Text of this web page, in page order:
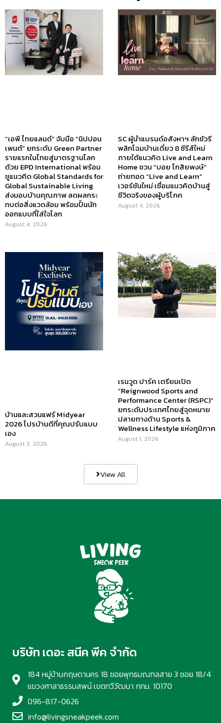
“เอพี ไทยแลนด์” จับมือ “นิปปอน
เพนต์” ยกระดับ Green Partner
รายแรกในไทยสู่มาตรฐานโลก
ด้วย EPD International พร้อม
ชูแนวคิด Global Standards for
Global Sustainable Living
ส่งมอบบ้านคุณภาพ ลดผลกระ
ทบต่อสิ่งแวดล้อม พร้อมปั้นนัก
ออกแบบที่ใส่ใจโลก
August 4, 2026
SC ผู้นำแบรนด์อสังหาฯ ลักชัวรี
พลิกโฉมบ้านเดี่ยว 8 ซีรีส์ใหม่
ภายใต้แนวคิด Live and Learn
Home ชวน “บอย โกสิยพงษ์”
ถ่ายทอด “Live and Learn”
เวอร์ชันใหม่ เชื่อมแนวคิดบ้านสู่
ชีวิตจริงของผู้บริโภค
August 4, 2026
บ้านและสวนแฟร์ Midyear
2026 โปรบ้านดีที่คุณปรับแบบ
เอง
August 3, 2026
เรนวูด ปาร์ค เตรียมเปิด
“Reignwood Sports and
Performance Center (RSPC)”
ยกระดับประเทศไทยสู่จุดหมาย
ปลายทางด้าน Sports &
Wellness Lifestyle แห่งภูมิภาค
August 1, 2026
View All
บริษัท เดอะ สนีค พีค จำกัด
184 หมู่บ้านกฤษดานคร 18 ซอยพุทธมณฑลสาย 3 ซอย 18/4
แขวงศาลาธรรมสพน์ เขตทวีวัฒนา กทม. 10170
096-817-0626
info@livingsneakpeek.com